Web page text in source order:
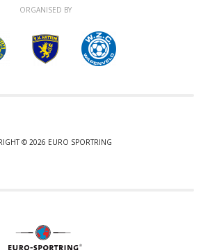
ORGANISED BY
© 2026 EURO SPORTRING